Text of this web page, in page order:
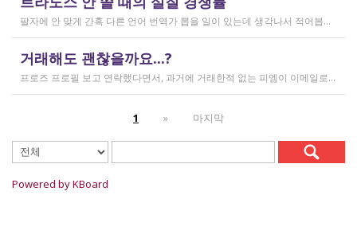
팔자에 안 맞게 간혹 다른 언어 번역가 뽑을 일이 있는데 생각나서 적어봅니다 트라도스/메모큐를 사야 하냐? 라는 질문은 설득의 대상이 아니라고 생각해서 그냥 두는 편인데요 질문 전 적극적으로 정보를 찾아보는 상태에서는 의미가 있을 것입니다 뽑히는 입장에선 잘 모르는데, 뽑는 입장에서는 트라도스/메모큐 안 쓰는 사람은 걸러버리면 정말 편합니다 주어진 업무를 못 한다는 뜻이거든요 1) 용어 1천개가 든 용어집이 있음 2) 기존에 쓰던 번역 메모리가 있음 상당히 흔한 상황인데, 트라도스/메모큐를 안 쓰고 외워서 작업이 가능한 사람은 산업스파이 쪽으로 가셔야지 여기 있으면 안 됨 저 스크린샷에도 제가 답변한 사람은 얼마 안 되는데요 챗지피티로 '트라도스 사용자/기타 요건(단가 등)' 맞는 사람만 필터로 건져서 답변하는 겁니다 아마 트라도스 안 써도 되는 운전면허증 번역같은 업무도 있을 텐데, 그런 것은 단발성이고 업데이트가 없으며 없는 자들끼리 경쟁해서 경쟁률이 아주 높을 겁니다.
거래해도 괜찮을까요...?
프로즈 프로필 보고 연락했다면서, 과거에 거래한적 없는 피엠이 이메일로 의뢰를 주셨는데요 샘테도 보지 않고 4일안에 19000단어 영한번역을 해달라는데 거래해도 괜찮을까요..? 거래한적 한번도 없는 뉴비한테 샘테도 없이 프로젝트를 던져주니 이거 사기인거 아닌가 좀 걱정이 됩니다. 급한데 사람구하기 어려워서일까요? 게다가 전 이력서상 경력도 몇줄 안되는 초보중의 초보입니다...
1 » 마지막
Powered by KBoard